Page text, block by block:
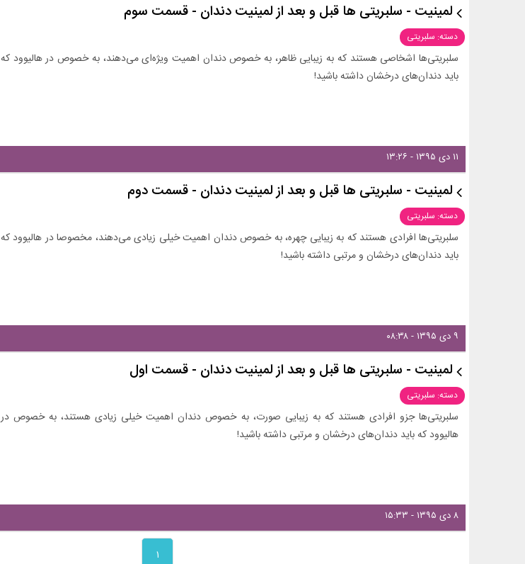
لمینیت - سلبریتی ها قبل و بعد از لمینیت دندان - قسمت سوم
دسته: سلبریتی
سلبریتی‌ها اشخاصی هستند که به زیبایی ظاهر، به خصوص دندان اهمیت ویژه‌ای می‌دهند، به خصوص در هالیوود که
باید دندان‌های درخشان داشته باشید!
۱۱ دی ۱۳۹۵ - ۱۳:۲۶
لمینیت - سلبریتی ها قبل و بعد از لمینیت دندان - قسمت دوم
دسته: سلبریتی
سلبریتی‌ها افرادی هستند که به زیبایی چهره، به خصوص دندان اهمیت خیلی زیادی می‌دهند، مخصوصا در هالیوود که
باید دندان‌های درخشان و مرتبی داشته باشید!
۹ دی ۱۳۹۵ - ۰۸:۳۸
لمینیت - سلبریتی ها قبل و بعد از لمینیت دندان - قسمت اول
دسته: سلبریتی
سلبریتی‌ها جزو افرادی هستند که به زیبایی صورت، به خصوص دندان اهمیت خیلی زیادی هستند، به خصوص در
هالیوود که باید دندان‌های درخشان و مرتبی داشته باشید!
۸ دی ۱۳۹۵ - ۱۵:۳۳
۱